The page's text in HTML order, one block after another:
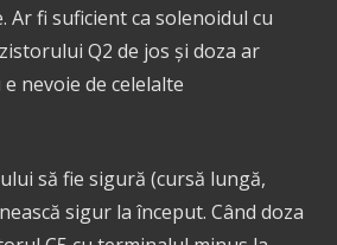
Ar fi suficient ca solenoidul cu
Q2 de jos și doza ar
nevoie de celelalte
să fie sigură (cursă lungă,
sigur la început. Când doza